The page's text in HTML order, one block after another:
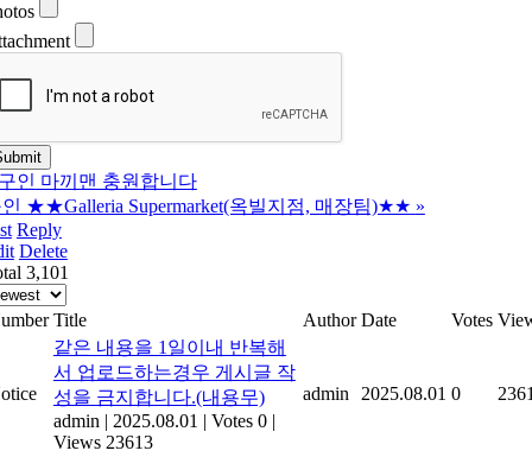
인 마끼맨 충원합니다
★★Galleria Supermarket(옥빌지점, 매장팀)★★ »
Reply
Delete
3,101
Title Author Date Votes
같은 내용을 1일이내 반복해
서 업로드하는경우 게시글 작
성을 금지합니다.(내용무)
admin | 2025.08.01 | Votes 0 |
Views 23613
admin 2025.08.01 0